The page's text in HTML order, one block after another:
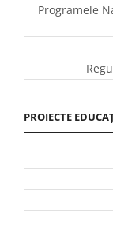
Programele
PROIECTE